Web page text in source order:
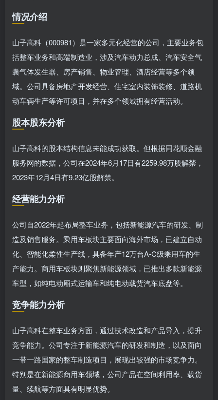
情况介绍
山子高科（000981）是一家多元化经营的公司，主要业务包
括整车业务和高端制造业，涉及汽车动力总成、汽车安全气
囊气体发生器、房产销售、物业管理、酒店经营等多个领
域。公司具备房地产开发经营、住宅室内装饰装修、道路机
动车辆生产等许可项目，并在多个领域拥有经营活动。
股本股东分析
山子高科的股本结构信息未能成功获取。但根据同花顺金融
服务网的数据，公司在2024年6月17日有2259.98万股解禁，
2023年12月4日有9.23亿股解禁。
经营能力分析
公司自2022年起布局整车业务，包括新能源汽车的研发、制
造及销售服务。乘用车板块主要面向海外市场，已建立自动
化、智能化柔性生产线，具备年产12万台A-C级乘用车的生
产能力。商用车板块则聚焦新能源领域，已推出多款新能源
车型，如纯电动厢式运输车和纯电动载货汽车底盘等。
竞争能力分析
山子高科在整车业务方面，通过技术改造和产品导入，提升
竞争能力。公司专注于新能源汽车的研发和制造，以及面向
一带一路国家的整车制造项目，展现出较强的市场竞争力。
特别是在新能源商用车领域，公司产品在空间利用率、载货
量、续航等方面具有明显优势。